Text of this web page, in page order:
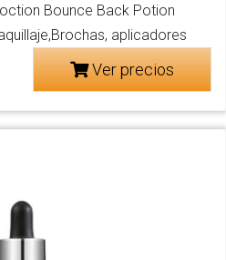
Bounce Back Potion
aplicadores
Ver precios